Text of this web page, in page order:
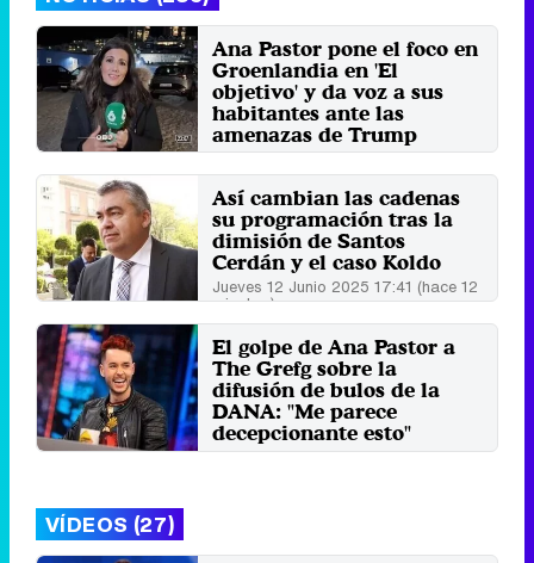
Ana Pastor pone el foco en
Groenlandia en 'El
objetivo' y da voz a sus
habitantes ante las
amenazas de Trump
Jueves 15 Enero 2026 13:09 (hace 3
minutos)
Así cambian las cadenas
su programación tras la
dimisión de Santos
Cerdán y el caso Koldo
Jueves 12 Junio 2025 17:41 (hace 12
minutos)
El golpe de Ana Pastor a
The Grefg sobre la
difusión de bulos de la
DANA: "Me parece
decepcionante esto"
Martes 5 Noviembre 2024 10:42
VÍDEOS (27)